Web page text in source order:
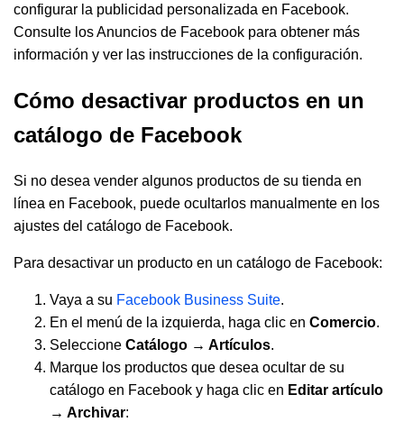
configurar la publicidad personalizada en Facebook.
Consulte los Anuncios de Facebook para obtener más
información y ver las instrucciones de la configuración.
Cómo desactivar productos en un
catálogo de Facebook
Si no desea vender algunos productos de su tienda en
línea en Facebook, puede ocultarlos manualmente en los
ajustes del catálogo de Facebook.
Para desactivar un producto en un catálogo de Facebook:
Vaya a su Facebook Business Suite.
En el menú de la izquierda, haga clic en Comercio.
Seleccione Catálogo → Artículos.
Marque los productos que desea ocultar de su
catálogo en Facebook y haga clic en Editar artículo
→ Archivar: